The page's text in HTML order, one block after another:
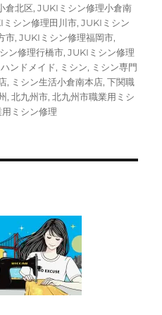
倉北区,JUKIミシン修理小倉南
ミシン修理田川市,JUKIミシン
市,JUKIミシン修理福岡市,
ン修理行橋市,JUKIミシン修理
ハンドメイド, ミシン, ミシン専門
, ミシン生活小倉南本店,下関職
,北九州市,北九州市職業用ミシ
ミシン修理